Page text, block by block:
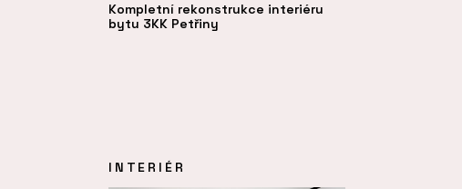
Kompletní rekonstrukce interiéru
bytu 3KK Petřiny
INTERIÉR